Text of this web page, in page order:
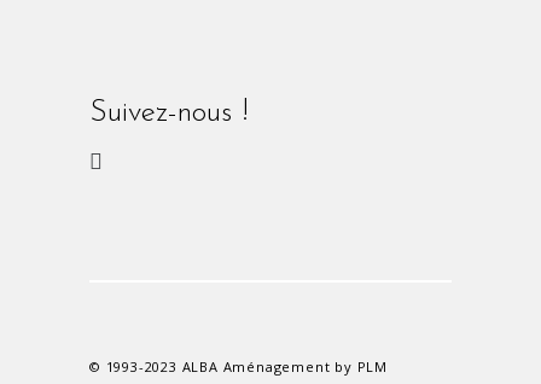
Suivez-nous !
© 1993-2023 ALBA Aménagement by PLM